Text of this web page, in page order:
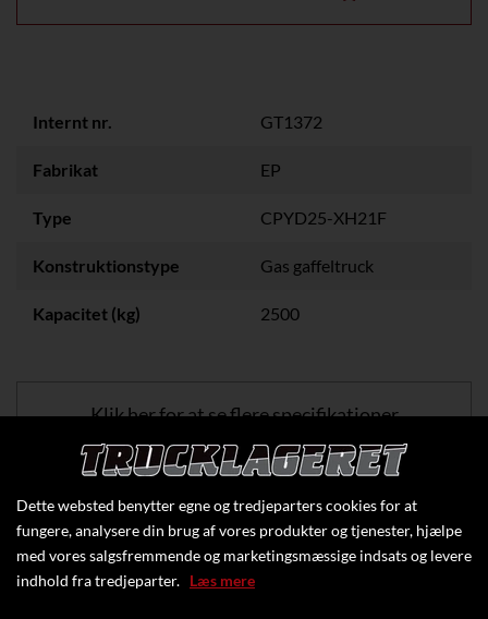
Internt nr. GT1372
Fabrikat EP
Type CPYD25-XH21F
Konstruktionstype Gas gaffeltruck
Kapacitet (kg) 2500
Klik her for at se flere specifikationer
Dette websted benytter egne og tredjeparters cookies for at
fungere, analysere din brug af vores produkter og tjenester, hjælpe
med vores salgsfremmende og marketingsmæssige indsats og levere
indhold fra tredjeparter. Læs mere